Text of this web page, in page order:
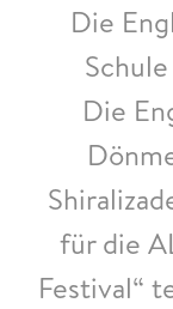
Die
Die
für die
Festival“